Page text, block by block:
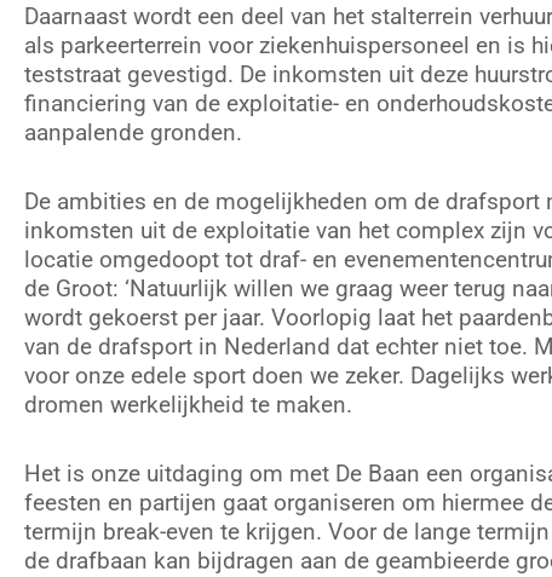
Daarnaast wordt een deel van het stalterrein
als parkeerterrein voor ziekenhuispersoneel en is
teststraat gevestigd. De inkomsten uit deze
financiering van de exploitatie- en
aanpalende gronden.
De ambities en de mogelijkheden om de drafsport
inkomsten uit de exploitatie van het complex zijn
locatie omgedoopt tot draf- en
de Groot: ‘Natuurlijk willen we graag weer terug
wordt gekoerst per jaar. Voorlopig laat het
van de drafsport in Nederland dat echter niet toe.
voor onze edele sport doen we zeker. Dagelijks
dromen werkelijkheid te maken.
Het is onze uitdaging om met De Baan een
feesten en partijen gaat organiseren om hiermee
termijn break-even te krijgen. Voor de lange
de drafbaan kan bijdragen aan de geambieerde